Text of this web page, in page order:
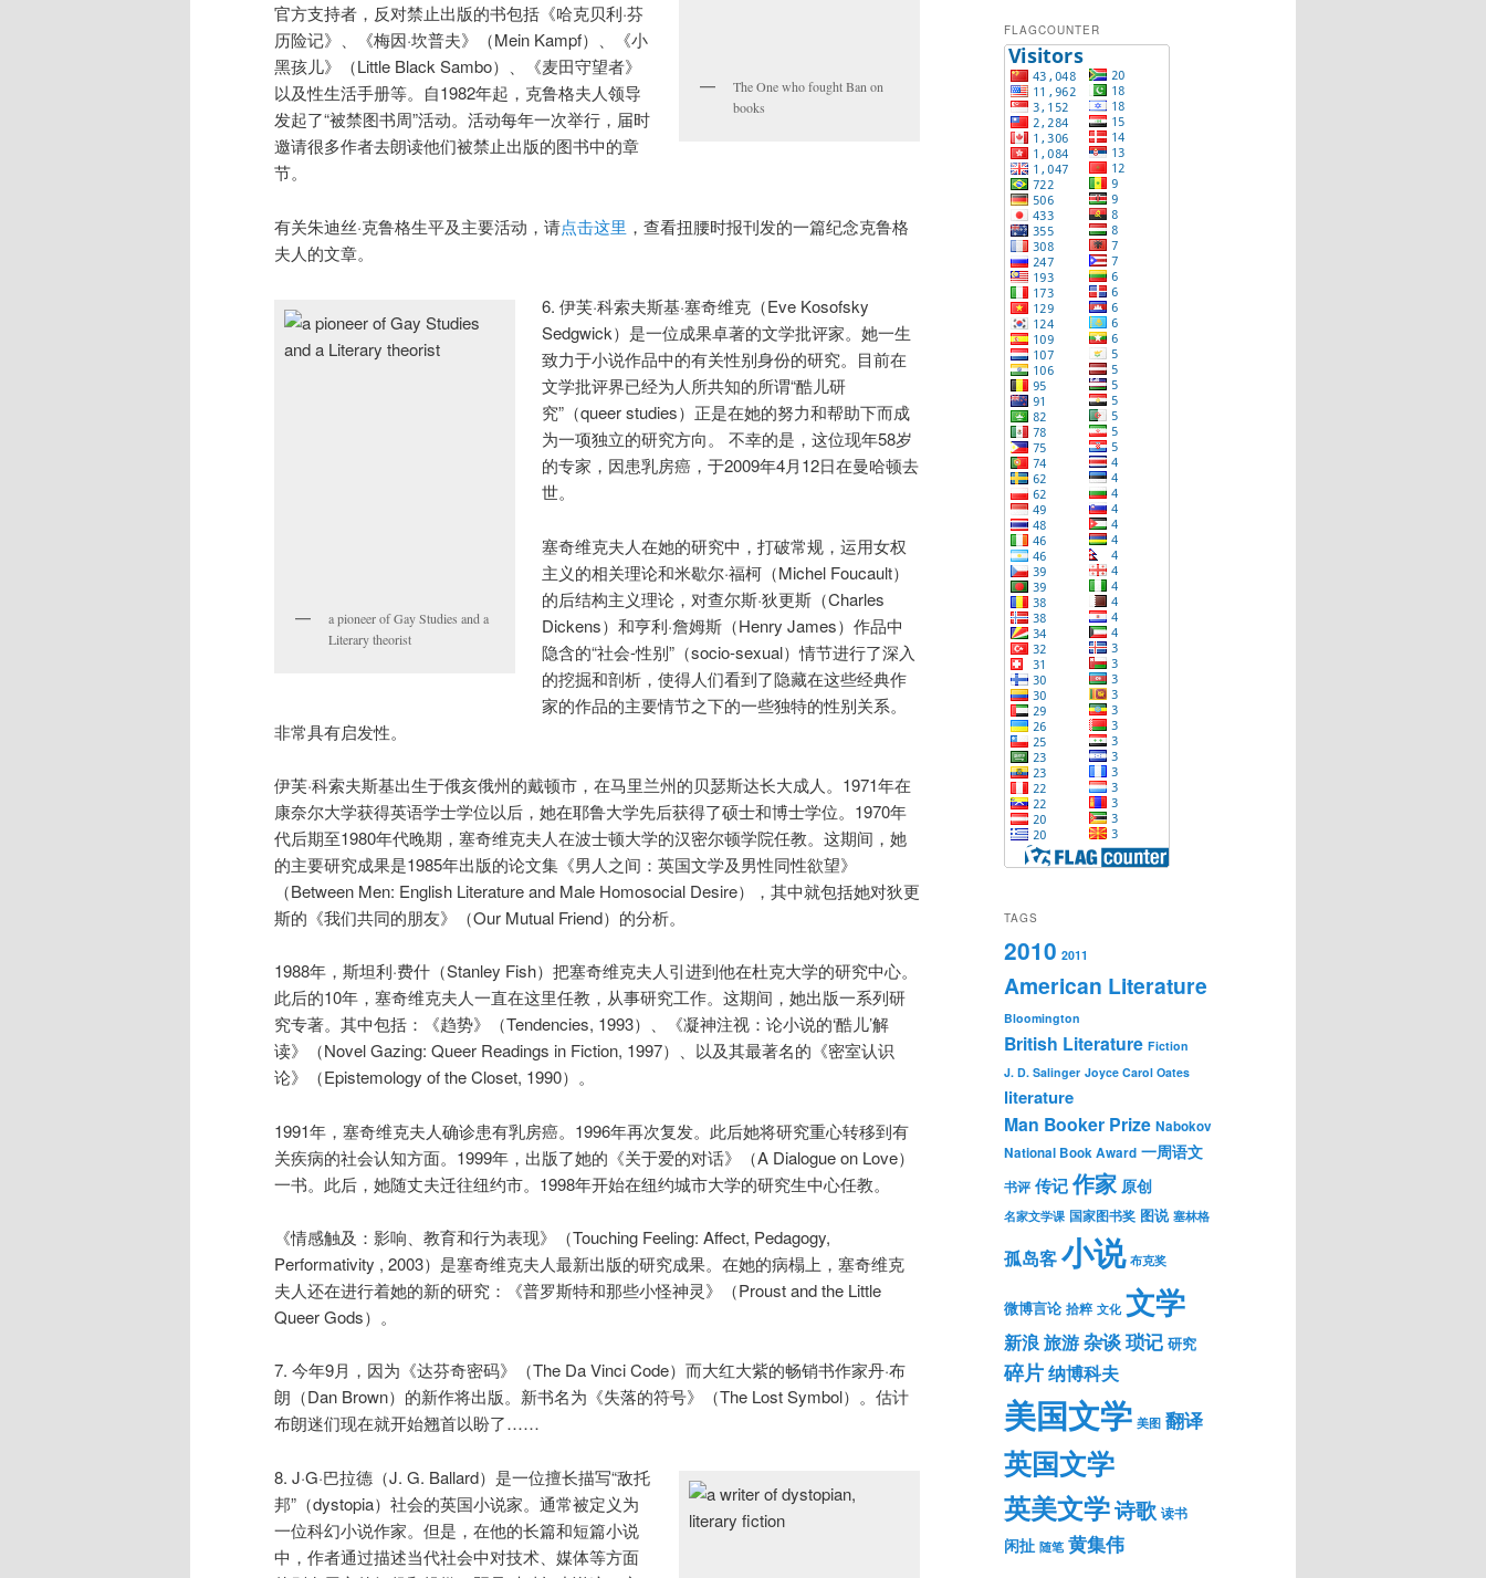
The One who fought Ban on
books
官方支持者，反对禁止出版的书包括《哈克贝利·芬
历险记》、《梅因·坎普夫》（Mein Kampf）、《小
黑孩儿》（Little Black Sambo）、《麦田守望者》
以及性生活手册等。自1982年起，克鲁格夫人领导
发起了“被禁图书周”活动。活动每年一次举行，届时
邀请很多作者去朗读他们被禁止出版的图书中的章
节。
有关朱迪丝·克鲁格生平及主要活动，请点击这里 ，查看扭腰时报刊发的一篇纪念克鲁格
夫人的文章。
a pioneer of Gay Studies and a
Literary theorist
6. 伊芙·科索夫斯基·塞奇维克（Eve Kosofsky
Sedgwick）是一位成果卓著的文学批评家。她一生
致力于小说作品中的有关性别身份的研究。目前在
文学批评界已经为人所共知的所谓“酷儿研
究”（queer studies）正是在她的努力和帮助下而成
为一项独立的研究方向。 不幸的是，这位现年58岁
的专家，因患乳房癌，于2009年4月12日在曼哈顿去
世。
塞奇维克夫人在她的研究中，打破常规，运用女权
主义的相关理论和米歇尔·福柯（Michel Foucault）
的后结构主义理论，对查尔斯·狄更斯（Charles
Dickens）和亨利·詹姆斯（Henry James）作品中
隐含的“社会-性别”（socio-sexual）情节进行了深入
的挖掘和剖析，使得人们看到了隐藏在这些经典作
家的作品的主要情节之下的一些独特的性别关系。
非常具有启发性。
伊芙·科索夫斯基出生于俄亥俄州的戴顿市，在马里兰州的贝瑟斯达长大成人。1971年在
康奈尔大学获得英语学士学位以后，她在耶鲁大学先后获得了硕士和博士学位。1970年
代后期至1980年代晚期，塞奇维克夫人在波士顿大学的汉密尔顿学院任教。这期间，她
的主要研究成果是1985年出版的论文集《男人之间：英国文学及男性同性欲望》
（Between Men: English Literature and Male Homosocial Desire），其中就包括她对狄更
斯的《我们共同的朋友》（Our Mutual Friend）的分析。
1988年，斯坦利·费什（Stanley Fish）把塞奇维克夫人引进到他在杜克大学的研究中心。
此后的10年，塞奇维克夫人一直在这里任教，从事研究工作。这期间，她出版一系列研
究专著。其中包括：《趋势》（Tendencies, 1993）、《凝神注视：论小说的‘酷儿’解
读》（Novel Gazing: Queer Readings in Fiction, 1997）、以及其最著名的《密室认识
论》（Epistemology of the Closet, 1990）。
1991年，塞奇维克夫人确诊患有乳房癌。1996年再次复发。此后她将研究重心转移到有
关疾病的社会认知方面。1999年，出版了她的《关于爱的对话》（A Dialogue on Love）
一书。此后，她随丈夫迁往纽约市。1998年开始在纽约城市大学的研究生中心任教。
《情感触及：影响、教育和行为表现》（Touching Feeling: Affect, Pedagogy,
Performativity , 2003）是塞奇维克夫人最新出版的研究成果。在她的病榻上，塞奇维克
夫人还在进行着她的新的研究：《普罗斯特和那些小怪神灵》（Proust and the Little
Queer Gods）。
7. 今年9月，因为《达芬奇密码》（The Da Vinci Code）而大红大紫的畅销书作家丹·布
朗（Dan Brown）的新作将出版。新书名为《失落的符号》（The Lost Symbol）。估计
布朗迷们现在就开始翘首以盼了……
8. J·G·巴拉德（J. G. Ballard）是一位擅长描写“敌托
邦”（dystopia）社会的英国小说家。通常被定义为
一位科幻小说作家。但是，在他的长篇和短篇小说
中，作者通过描述当代社会中对技术、媒体等方面
FLAGCOUNTER
TAGS
2010 2011
American Literature
Bloomington
British Literature Fiction
J. D. Salinger Joyce Carol Oates
literature
Man Booker Prize Nabokov
National Book Award 一周语文
书评 传记作家 原创
名家文学课 国家图书奖 图说 塞林格
孤岛客小说 布克奖
微博言论 拾粹 文化 文学
新浪旅游杂谈琐记 研究
碎片纳博科夫
美国文学 美图 翻译
英国文学
英美文学诗歌 读书
闲扯 随笔 黄集伟